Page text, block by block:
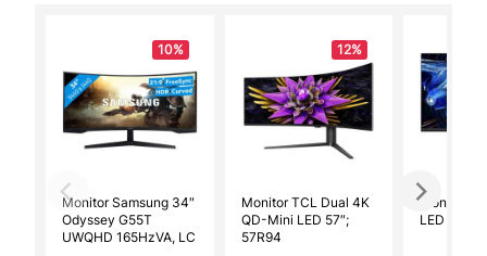
10%
Monitor Samsung 34″
Odyssey G55T
UWQHD 165HzVA, LC
12%
Monitor TCL Dual 4K
QD-Mini LED 57″;
57R94
Monitor
LED